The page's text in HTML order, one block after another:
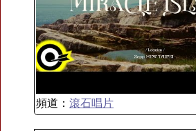
頻道： 滾石唱片